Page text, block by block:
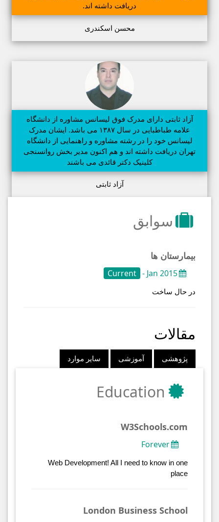
دریافت داشته اند.
محسن اسکندری
آزاد ثابتی دارای مدرک فوق لیسانس مشاوره از دانشگاه
علامه طباطبایی در سال ۱۳۸۷ می باشد. ایشان مدرک
لیسانس خود را در رشته مشاوره و راهنمایی از دانشگاه
تهران دریافت داشته اند و هم اکنون مدیر بخش روانسنجی
کلینیک دکتر قائدی می باشند
آزاد ثابتی
سوابق
بیمارستان ها
Jan 2015 -
Current
در حال ساخت
مقالات
پژوهشی آموزشی سایر موارد
Education
W3Schools.com
Forever
Web Development! All I need to know in one
place
London Business School